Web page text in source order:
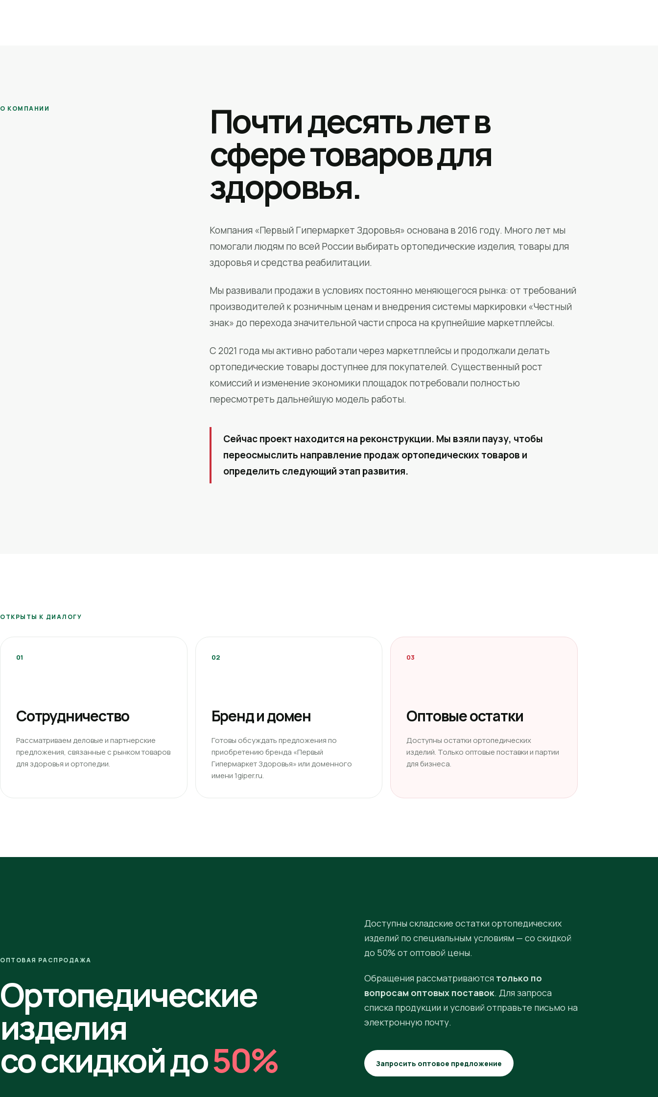
О КОМПАНИИ Почти десять лет в
сфере товаров для
здоровья.
Компания «Первый Гипермаркет Здоровья» основана в 2016 году. Много лет мы
помогали людям по всей России выбирать ортопедические изделия, товары для
здоровья и средства реабилитации.
Мы развивали продажи в условиях постоянно меняющегося рынка: от требований
производителей к розничным ценам и внедрения системы маркировки «Честный
знак» до перехода значительной части спроса на крупнейшие маркетплейсы.
С 2021 года мы активно работали через маркетплейсы и продолжали делать
ортопедические товары доступнее для покупателей. Существенный рост
комиссий и изменение экономики площадок потребовали полностью
пересмотреть дальнейшую модель работы.
Сейчас проект находится на реконструкции. Мы взяли паузу, чтобы
переосмыслить направление продаж ортопедических товаров и
определить следующий этап развития.
ОТКРЫТЫ К ДИАЛОГУ
01
Сотрудничество
Рассматриваем деловые и партнерские
предложения, связанные с рынком товаров
для здоровья и ортопедии.
02
Бренд и домен
Готовы обсуждать предложения по
приобретению бренда «Первый
Гипермаркет Здоровья» или доменного
имени 1giper.ru.
03
Оптовые остатки
Доступны остатки ортопедических
изделий. Только оптовые поставки и партии
для бизнеса.
ОПТОВАЯ РАСПРОДАЖА
Ортопедические
изделия
со скидкой до50%
Доступны складские остатки ортопедических
изделий по специальным условиям — со скидкой
до 50% от оптовой цены.
Обращения рассматриваются только по
вопросам оптовых поставок. Для запроса
списка продукции и условий отправьте письмо на
электронную почту.
Запросить оптовое предложение